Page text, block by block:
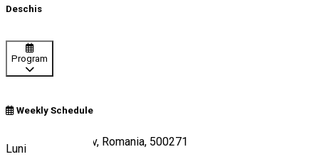
Deschis
Program
Weekly Schedule
Luni
Temeliei 3, Brasov, Romania, 500271